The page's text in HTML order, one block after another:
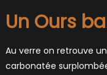
Un Ours
Au verre on retrouve
carbonatée